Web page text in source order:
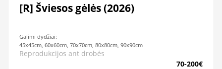
[R] Šviesos gėlės (2026)
Galimi dydžiai:
45x45cm, 60x60cm, 70x70cm, 80x80cm, 90x90cm
Reprodukcijos ant drobės
70-200€